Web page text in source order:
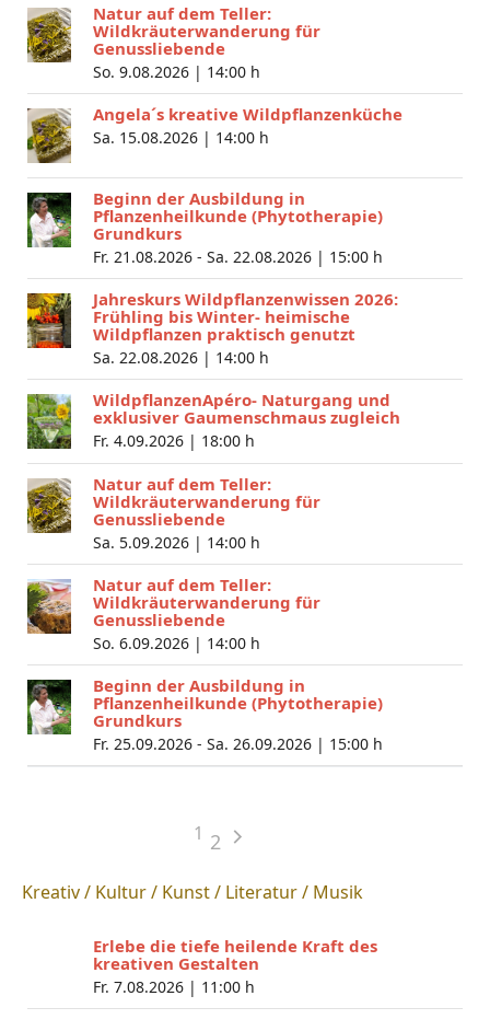
Natur auf dem Teller:
Wildkräuterwanderung für
Genussliebende
So. 9.08.2026 | 14:00 h
Angela´s kreative Wildpflanzenküche
Sa. 15.08.2026 | 14:00 h
Beginn der Ausbildung in
Pflanzenheilkunde (Phytotherapie)
Grundkurs
Fr. 21.08.2026 - Sa. 22.08.2026 | 15:00 h
Jahreskurs Wildpflanzenwissen 2026:
Frühling bis Winter- heimische
Wildpflanzen praktisch genutzt
Sa. 22.08.2026 | 14:00 h
WildpflanzenApéro- Naturgang und
exklusiver Gaumenschmaus zugleich
Fr. 4.09.2026 | 18:00 h
Natur auf dem Teller:
Wildkräuterwanderung für
Genussliebende
Sa. 5.09.2026 | 14:00 h
Natur auf dem Teller:
Wildkräuterwanderung für
Genussliebende
So. 6.09.2026 | 14:00 h
Beginn der Ausbildung in
Pflanzenheilkunde (Phytotherapie)
Grundkurs
Fr. 25.09.2026 - Sa. 26.09.2026 | 15:00 h
1 2
Kreativ / Kultur / Kunst / Literatur / Musik
Erlebe die tiefe heilende Kraft des
kreativen Gestalten
Fr. 7.08.2026 | 11:00 h